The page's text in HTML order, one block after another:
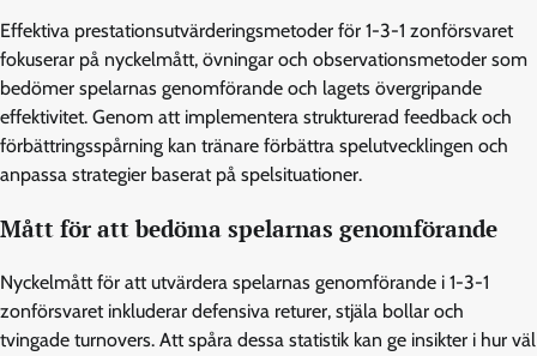
Effektiva prestationsutvärderingsmetoder för 1-3-1 zonförsvaret
fokuserar på nyckelmått, övningar och observationsmetoder som
bedömer spelarnas genomförande och lagets övergripande
effektivitet. Genom att implementera strukturerad feedback och
förbättringsspårning kan tränare förbättra spelutvecklingen och
anpassa strategier baserat på spelsituationer.
Mått för att bedöma spelarnas genomförande
Nyckelmått för att utvärdera spelarnas genomförande i 1-3-1
zonförsvaret inkluderar defensiva returer, stjäla bollar och
tvingade turnovers. Att spåra dessa statistik kan ge insikter i hur väl